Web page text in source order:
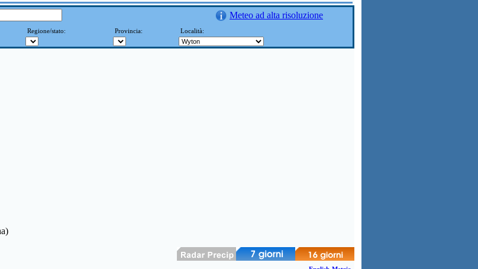
Meteo ad alta risoluzione
Regione/stato: Provincia: Località: